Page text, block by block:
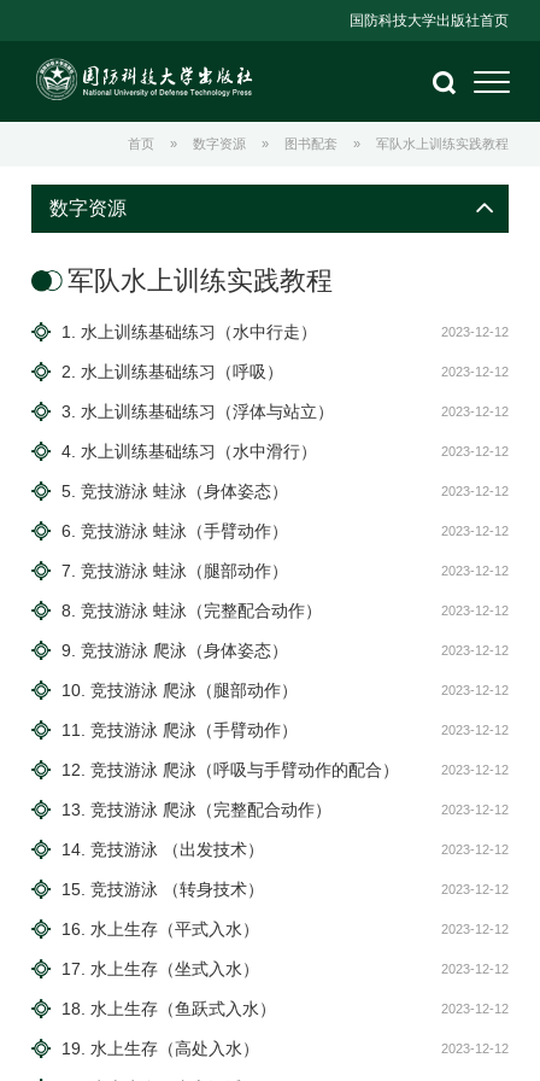
国防科技大学出版社首页
首页 » 数字资源 » 图书配套 » 军队水上训练实践教程
数字资源
军队水上训练实践教程
2023-12-12
1. 水上训练基础练习（水中行走）
2023-12-12
2. 水上训练基础练习（呼吸）
2023-12-12
3. 水上训练基础练习（浮体与站立）
2023-12-12
4. 水上训练基础练习（水中滑行）
2023-12-12
5. 竞技游泳 蛙泳（身体姿态）
2023-12-12
6. 竞技游泳 蛙泳（手臂动作）
2023-12-12
7. 竞技游泳 蛙泳（腿部动作）
2023-12-12
8. 竞技游泳 蛙泳（完整配合动作）
2023-12-12
9. 竞技游泳 爬泳（身体姿态）
2023-12-12
10. 竞技游泳 爬泳（腿部动作）
2023-12-12
11. 竞技游泳 爬泳（手臂动作）
2023-12-12
12. 竞技游泳 爬泳（呼吸与手臂动作的配合）
2023-12-12
13. 竞技游泳 爬泳（完整配合动作）
2023-12-12
14. 竞技游泳 （出发技术）
2023-12-12
15. 竞技游泳 （转身技术）
2023-12-12
16. 水上生存（平式入水）
2023-12-12
17. 水上生存（坐式入水）
2023-12-12
18. 水上生存（鱼跃式入水）
2023-12-12
19. 水上生存（高处入水）